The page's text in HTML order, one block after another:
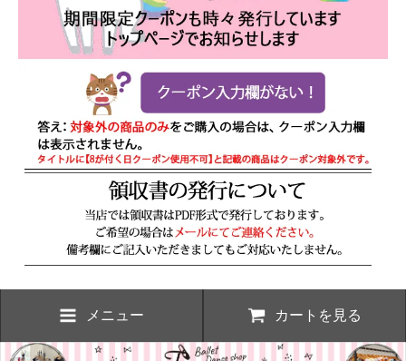
メニュー カートを見る